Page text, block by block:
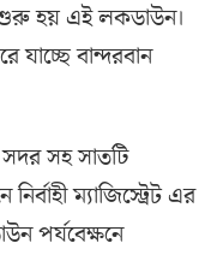
শুরু হয় এই লকডাউন।
যাচ্ছে বান্দরবান
সদর সহ সাতটি
ম্যাজিস্ট্রেট এর
পর্যবেক্ষনে